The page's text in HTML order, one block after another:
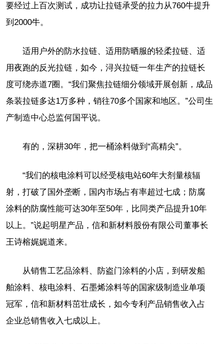
要经过上百次测试，成功让拉链承受的拉力从760牛提升
到2000牛。
适用户外的防水拉链、适用防晒服的轻柔拉链、适
用夜跑的反光拉链，如今，浔兴拉链一年生产的拉链长
度可绕赤道7圈。“我们聚焦拉链细分领域开展创新，成品
条装拉链多达1万多种，销往70多个国家和地区。”公司生
产制造中心总监何国平说。
有的，深耕30年，把一桶涂料做到“高精尖”。
“我们的核电涂料可以经受核电站60年大剂量核辐
射，打破了国外垄断，国内市场占有率超过七成；防腐
涂料的防腐性能可达30年至50年，比同类产品提升10年
以上。”说起明星产品，信和新材料股份有限公司董事长
王诗榕娓娓道来。
从销售工艺品涂料、防盗门涂料的小店，到研发船
舶涂料、核电涂料、石墨烯涂料等的国家级制造业单项
冠军，信和新材料茁壮成长，如今专利产品销售收入占
企业总销售收入七成以上。